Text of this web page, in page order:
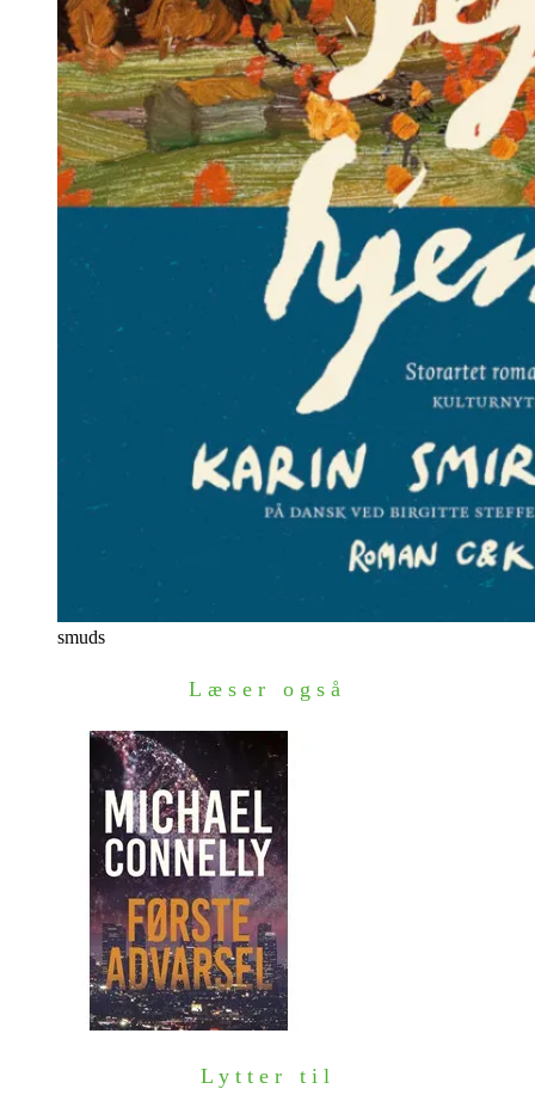
smuds
Læser også
Lytter til